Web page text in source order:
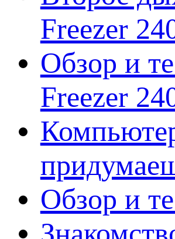
Freezer
Обзор и
Freezer
Обзор и